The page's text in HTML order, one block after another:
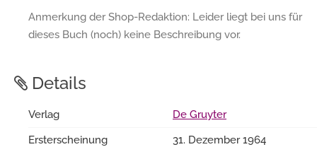
Anmerkung der Shop-Redaktion: Leider liegt bei uns für
dieses Buch (noch) keine Beschreibung vor.
Details
Verlag
De Gruyter
Ersterscheinung
31. Dezember 1964